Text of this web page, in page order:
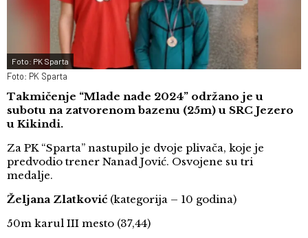
Foto: PK Sparta
Foto: PK Sparta
Takmičenje “Mlade nade 2024” održano je u
subotu na zatvorenom bazenu (25m) u SRC Jezero
u Kikindi.
Za PK “Sparta” nastupilo je dvoje plivača, koje je
predvodio trener Nanad Jović. Osvojene su tri
medalje.
Željana Zlatković (kategorija – 10 godina)
50m karul III mesto (37,44)